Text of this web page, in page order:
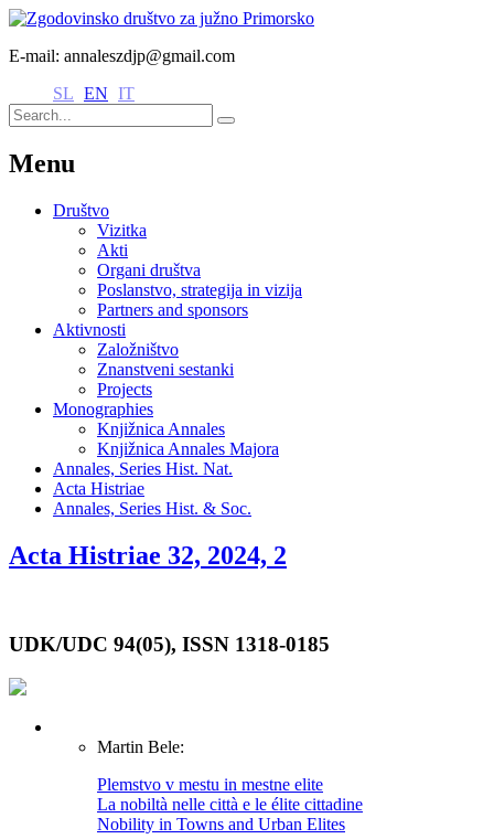
E-mail: annaleszdjp@gmail.com
SL EN IT
Menu
Društvo
Vizitka
Akti
Organi društva
Poslanstvo, strategija in vizija
Partners and sponsors
Aktivnosti
Založništvo
Znanstveni sestanki
Projects
Monographies
Knjižnica Annales
Knjižnica Annales Majora
Annales, Series Hist. Nat.
Acta Histriae
Annales, Series Hist. & Soc.
Acta Histriae 32, 2024, 2
UDK/UDC 94(05), ISSN 1318-0185
Martin Bele:
Plemstvo v mestu in mestne elite
La nobiltà nelle città e le élite cittadine
Nobility in Towns and Urban Elites